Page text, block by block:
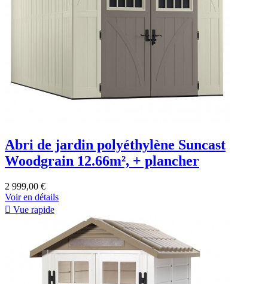
Abri de jardin polyéthylène Suncast
Woodgrain 12.66m², + plancher
2 999,00 €
Voir en détails
 Vue rapide